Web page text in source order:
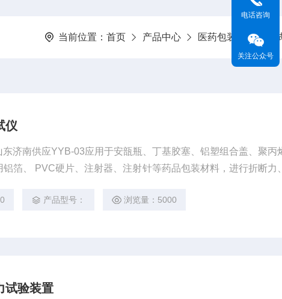
当前位置： 首页 产品中心 医药包装撕拉力测
仪
济南供应YYB-03应用于安瓿瓶、丁基胶塞、铝塑组合盖、聚丙
箔、 PVC硬片、注射器、注射针等药品包装材料，进行折断力
产品型号： 浏览量：5000
试验装置
电话咨询
关注公众号